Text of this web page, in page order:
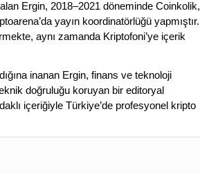
Ergin, 2018–2021 döneminde Coinkolik,
yayın koordinatörlüğü yapmıştır.
aynı zamanda Kriptofoni’ye içerik
inanan Ergin, finans ve teknoloji
doğruluğu koruyan bir editoryal
içeriğiyle Türkiye’de profesyonel kripto